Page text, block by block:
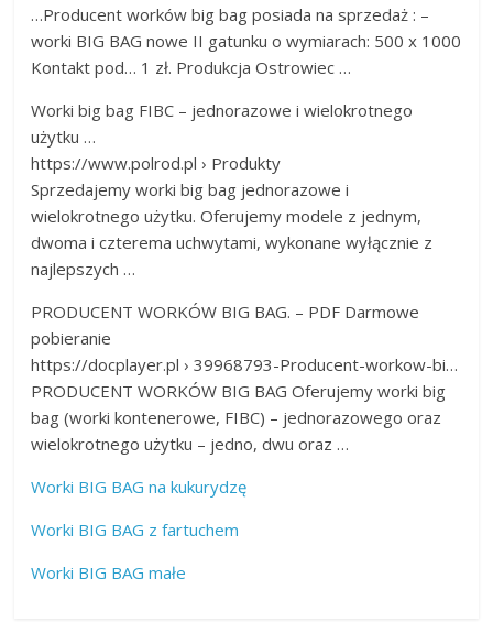
…Producent worków big bag posiada na sprzedaż : –
worki BIG BAG nowe II gatunku o wymiarach: 500 x 1000
Kontakt pod… 1 zł. Produkcja Ostrowiec …
Worki big bag FIBC – jednorazowe i wielokrotnego
użytku …
https://www.polrod.pl › Produkty
Sprzedajemy worki big bag jednorazowe i
wielokrotnego użytku. Oferujemy modele z jednym,
dwoma i czterema uchwytami, wykonane wyłącznie z
najlepszych …
PRODUCENT WORKÓW BIG BAG. – PDF Darmowe
pobieranie
https://docplayer.pl › 39968793-Producent-workow-bi…
PRODUCENT WORKÓW BIG BAG Oferujemy worki big
bag (worki kontenerowe, FIBC) – jednorazowego oraz
wielokrotnego użytku – jedno, dwu oraz …
Worki BIG BAG na kukurydzę
Worki BIG BAG z fartuchem
Worki BIG BAG małe